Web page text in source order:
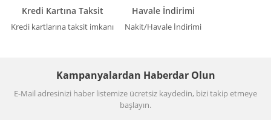
Kredi Kartına Taksit
Kredi kartlarına taksit imkanı
Havale İndirimi
Nakit/Havale İndirimi
Kampanyalardan Haberdar Olun
E-Mail adresinizi haber listemize ücretsiz kaydedin, bizi takip etmeye
başlayın.